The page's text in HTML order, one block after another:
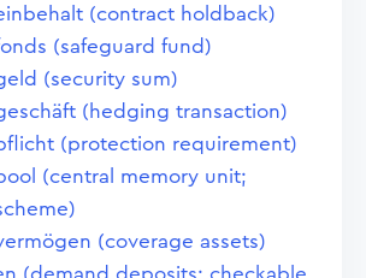
(contract holdback)
(safeguard fund)
(security sum)
(hedging transaction)
(protection requirement)
(central memory unit;
(coverage assets)
(demand deposits; checkable